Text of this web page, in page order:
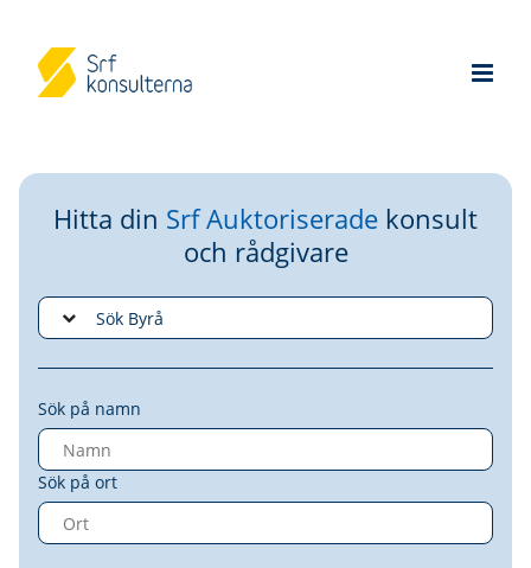
Hitta din Srf Auktoriserade konsult
och rådgivare
Sök på namn
Sök på ort